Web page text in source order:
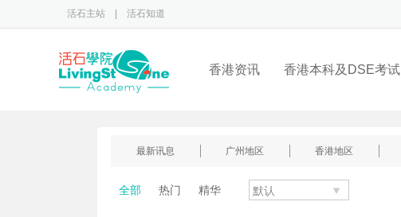
活石主站 活石知道
香港资讯 香港本科及DSE考试
最新讯息 广州地区 香港地区
全部 热门 精华